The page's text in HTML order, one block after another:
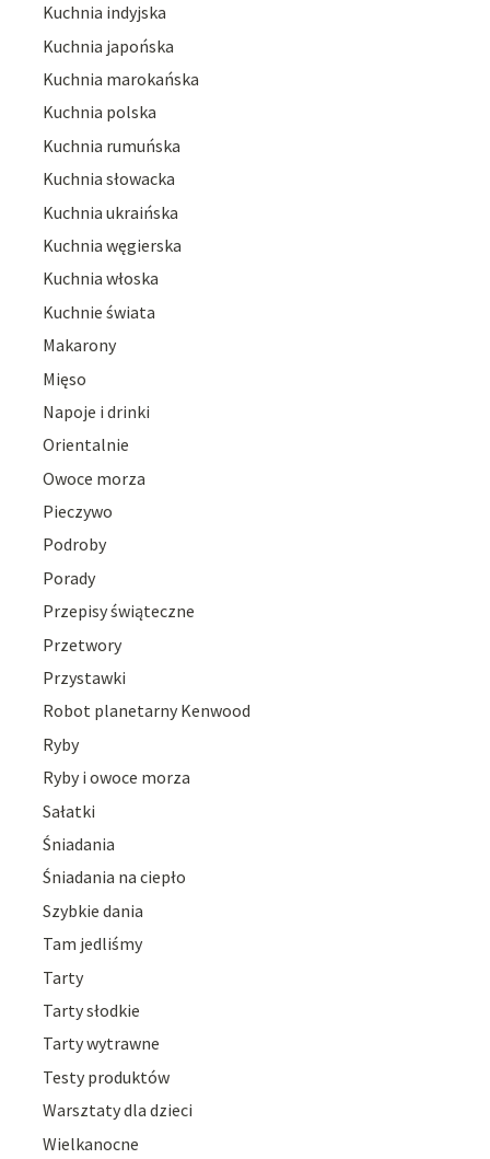
Kuchnia indyjska
Kuchnia japońska
Kuchnia marokańska
Kuchnia polska
Kuchnia rumuńska
Kuchnia słowacka
Kuchnia ukraińska
Kuchnia węgierska
Kuchnia włoska
Kuchnie świata
Makarony
Mięso
Napoje i drinki
Orientalnie
Owoce morza
Pieczywo
Podroby
Porady
Przepisy świąteczne
Przetwory
Przystawki
Robot planetarny Kenwood
Ryby
Ryby i owoce morza
Sałatki
Śniadania
Śniadania na ciepło
Szybkie dania
Tam jedliśmy
Tarty
Tarty słodkie
Tarty wytrawne
Testy produktów
Warsztaty dla dzieci
Wielkanocne